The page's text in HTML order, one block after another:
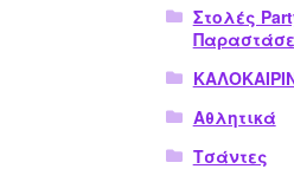
Στολές
Αθλητικά
Τσάντες